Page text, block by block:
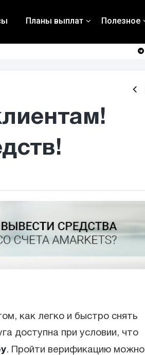
Планы выплат Полезное
как легко и быстро снять
доступна при условии, что
. Пройти верификацию можно